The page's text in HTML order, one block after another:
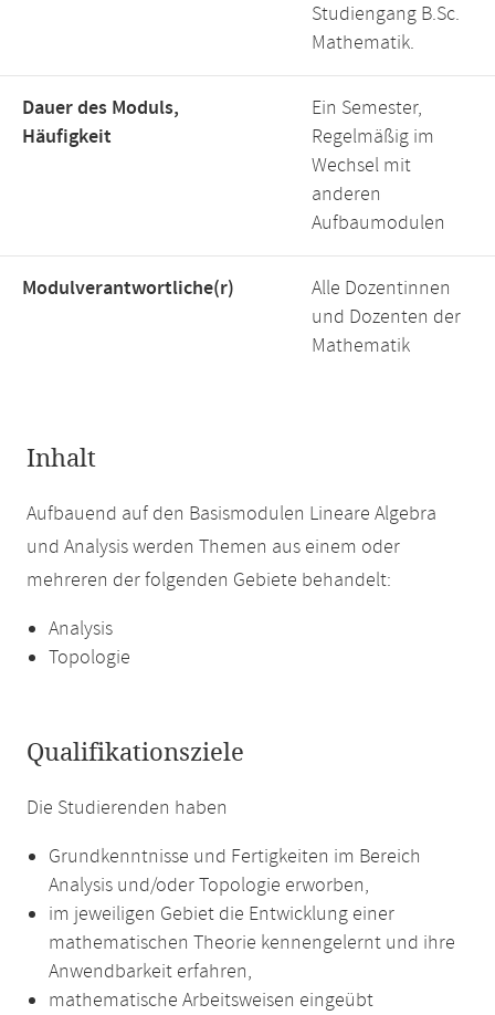
Studiengang B.Sc.
Mathematik.
Dauer des Moduls,
Häufigkeit
Ein Semester,
Regelmäßig im
Wechsel mit
anderen
Aufbaumodulen
Modulverantwortliche(r)
Alle Dozentinnen
und Dozenten der
Mathematik
Inhalt
Aufbauend auf den Basismodulen Lineare Algebra
und Analysis werden Themen aus einem oder
mehreren der folgenden Gebiete behandelt:
Analysis
Topologie
Qualifikationsziele
Die Studierenden haben
Grundkenntnisse und Fertigkeiten im Bereich
Analysis und/oder Topologie erworben,
im jeweiligen Gebiet die Entwicklung einer
mathematischen Theorie kennengelernt und ihre
Anwendbarkeit erfahren,
mathematische Arbeitsweisen eingeübt